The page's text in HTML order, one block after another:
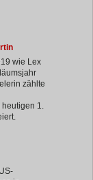
wie Lex
zählte
1.